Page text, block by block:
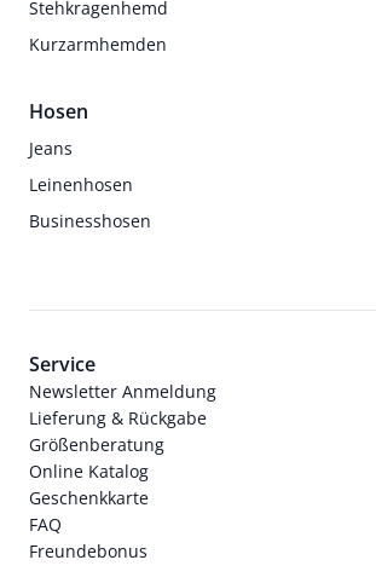
Stehkragenhemd
Kurzarmhemden
Hosen
Jeans
Leinenhosen
Businesshosen
Service
Newsletter Anmeldung
Lieferung & Rückgabe
Größenberatung
Online Katalog
Geschenkkarte
FAQ
Freundebonus